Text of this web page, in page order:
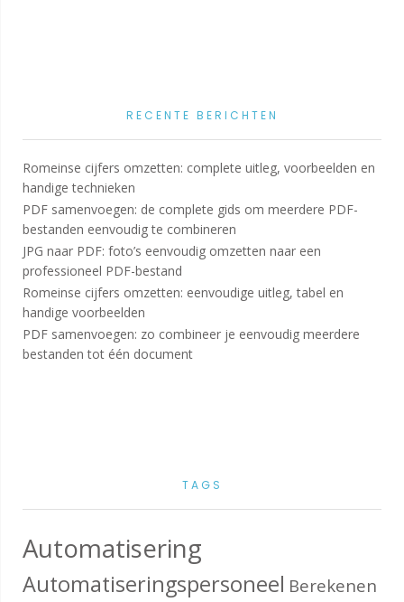
RECENTE BERICHTEN
Romeinse cijfers omzetten: complete uitleg, voorbeelden en
handige technieken
PDF samenvoegen: de complete gids om meerdere PDF-
bestanden eenvoudig te combineren
JPG naar PDF: foto’s eenvoudig omzetten naar een
professioneel PDF-bestand
Romeinse cijfers omzetten: eenvoudige uitleg, tabel en
handige voorbeelden
PDF samenvoegen: zo combineer je eenvoudig meerdere
bestanden tot één document
TAGS
Automatisering
Automatiseringspersoneel Berekenen